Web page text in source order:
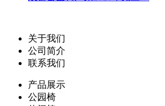
关于我们
公司简介
联系我们
产品展示
公园椅